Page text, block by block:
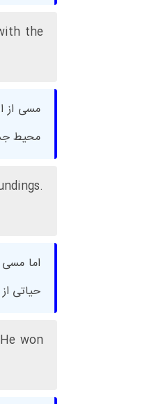
the
مسی از
محیط
اما
حیاتی
won